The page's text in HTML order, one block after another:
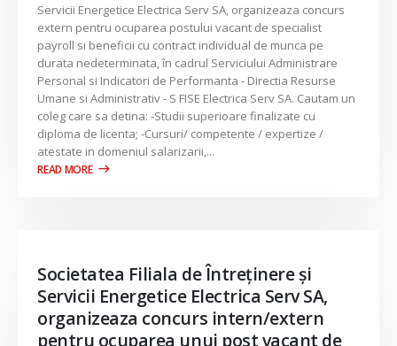
Servicii Energetice Electrica Serv SA, organizeaza concurs
extern pentru ocuparea postului vacant de specialist
payroll si beneficii cu contract individual de munca pe
durata nedeterminata, în cadrul Serviciului Administrare
Personal si Indicatori de Performanta - Directia Resurse
Umane si Administrativ - S FISE Electrica Serv SA. Cautam un
coleg care sa detina: -Studii superioare finalizate cu
diploma de licenta; -Cursuri/ competente / expertize /
atestate in domeniul salarizarii,...
Societatea Filiala de Întreţinere şi
Servicii Energetice Electrica Serv SA,
organizeaza concurs intern/extern
pentru ocuparea unui post vacant de